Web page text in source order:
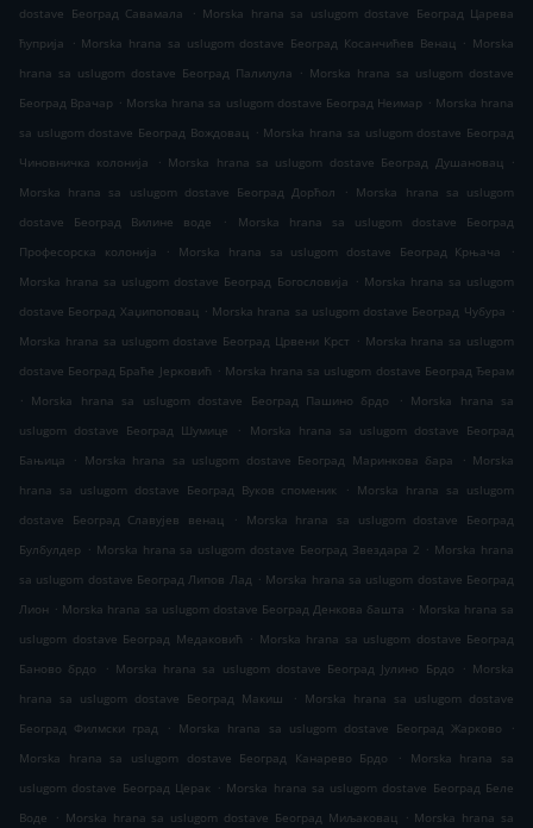
dostave Београд Савамала
. Morska hrana sa uslugom dostave Београд Царева
ћуприја
. Morska hrana sa uslugom dostave Београд Косанчићев Венац . Morska
hrana sa uslugom dostave Београд Палилула . Morska hrana sa uslugom dostave
Београд Врачар . Morska hrana sa uslugom dostave Београд Неимар . Morska hrana
sa uslugom dostave Београд Вождовац . Morska hrana sa uslugom dostave Београд
Чиновничка колонија
. Morska hrana sa uslugom dostave Београд Душановац .
Morska hrana sa uslugom dostave Београд Дорћол
. Morska hrana sa uslugom
dostave Београд Вилине воде
.
Morska hrana sa uslugom dostave Београд
Професорска колонија
. Morska hrana sa uslugom dostave Београд Крњача
.
Morska hrana sa uslugom dostave Београд Богословија . Morska hrana sa uslugom
dostave Београд Хаџипоповац . Morska hrana sa uslugom dostave Београд Чубура .
Morska hrana sa uslugom dostave Београд Црвени Крст . Morska hrana sa uslugom
dostave Београд Браће Јерковић . Morska hrana sa uslugom dostave Београд Ђерам
. Morska hrana sa uslugom dostave Београд Пашино брдо . Morska hrana sa
uslugom dostave Београд Шумице
.
Morska hrana sa uslugom dostave Београд
Бањица
. Morska hrana sa uslugom dostave Београд Маринкова бара . Morska
hrana sa uslugom dostave Београд Вуков споменик
. Morska hrana sa uslugom
dostave Београд Славујев венац
.
Morska hrana sa uslugom dostave Београд
Булбулдер . Morska hrana sa uslugom dostave Београд Звездара 2 . Morska hrana
sa uslugom dostave Београд Липов Лад . Morska hrana sa uslugom dostave Београд
Лион . Morska hrana sa uslugom dostave Београд Денкова башта . Morska hrana sa
uslugom dostave Београд Медаковић . Morska hrana sa uslugom dostave Београд
Баново брдо
. Morska hrana sa uslugom dostave Београд Јулино Брдо . Morska
hrana sa uslugom dostave Београд Макиш
. Morska hrana sa uslugom dostave
Београд Филмски град
. Morska hrana sa uslugom dostave Београд Жарково
.
Morska hrana sa uslugom dostave Београд Канарево Брдо
.
Morska hrana sa
uslugom dostave Београд Церак . Morska hrana sa uslugom dostave Београд Беле
Воде
. Morska hrana sa uslugom dostave Београд Миљаковац . Morska hrana sa